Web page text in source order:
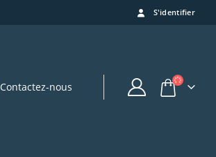
S'identifier
Contactez-nous